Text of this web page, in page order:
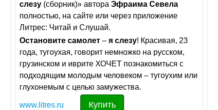
слезу (сборник)» автораЭфраима Севела
полностью, на сайте или через приложение
Литрес: Читай и Слушай.
Остановите самолет –я слезу! Красивая, 23
года, тугоухая, говорит немножко на русском,
грузинском и иврите ХОЧЕТ познакомиться с
подходящим молодым человеком – тугоухим или
глухонемым с целью замужества.
www.litres.ru Купить